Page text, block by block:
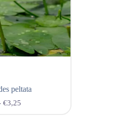
peltata
€3,25